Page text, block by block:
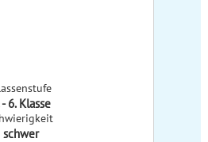
- 6. Klasse
schwer